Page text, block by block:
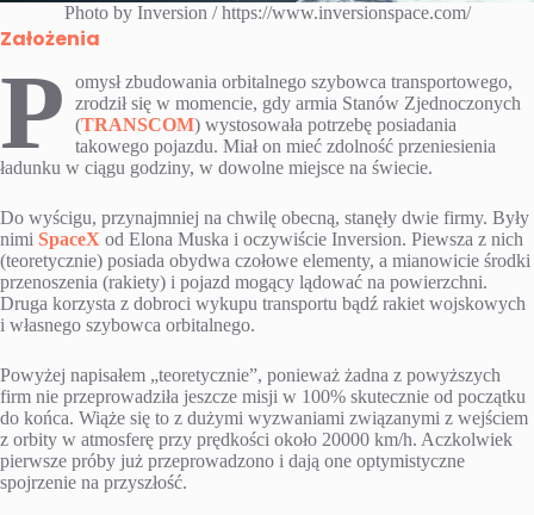
Photo by Inversion / https://www.inversionspace.com/
Założenia
P
omysł zbudowania orbitalnego szybowca transportowego,
zrodził się w momencie, gdy armia Stanów Zjednoczonych
(TRANSCOM) wystosowała potrzebę posiadania
takowego pojazdu. Miał on mieć zdolność przeniesienia
ładunku w ciągu godziny, w dowolne miejsce na świecie.
Do wyścigu, przynajmniej na chwilę obecną, stanęły dwie firmy. Były
nimi SpaceX od Elona Muska i oczywiście Inversion. Piewsza z nich
(teoretycznie) posiada obydwa czołowe elementy, a mianowicie środki
przenoszenia (rakiety) i pojazd mogący lądować na powierzchni.
Druga korzysta z dobroci wykupu transportu bądź rakiet wojskowych
i własnego szybowca orbitalnego.
Powyżej napisałem „teoretycznie”, ponieważ żadna z powyższych
firm nie przeprowadziła jeszcze misji w 100% skutecznie od początku
do końca. Wiąże się to z dużymi wyzwaniami związanymi z wejściem
z orbity w atmosferę przy prędkości około 20000 km/h. Aczkolwiek
pierwsze próby już przeprowadzono i dają one optymistyczne
spojrzenie na przyszłość.